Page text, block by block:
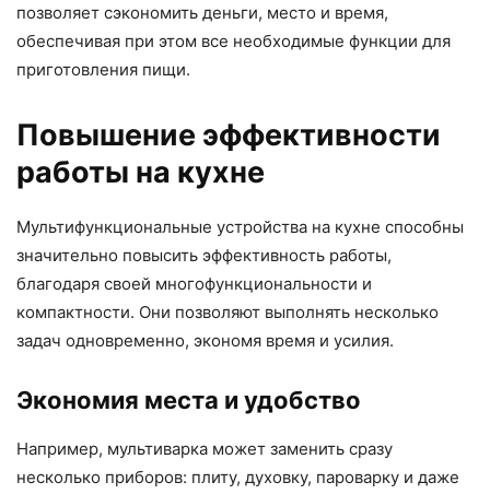
позволяет сэкономить деньги, место и время,
обеспечивая при этом все необходимые функции для
приготовления пищи.
Повышение эффективности
работы на кухне
Мультифункциональные устройства на кухне способны
значительно повысить эффективность работы,
благодаря своей многофункциональности и
компактности. Они позволяют выполнять несколько
задач одновременно, экономя время и усилия.
Экономия места и удобство
Например, мультиварка может заменить сразу
несколько приборов: плиту, духовку, пароварку и даже